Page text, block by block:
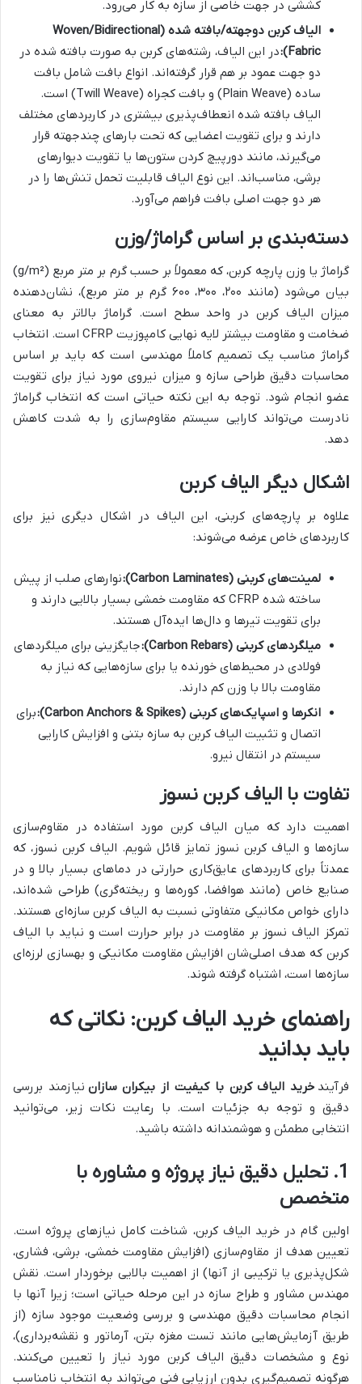
کششی در جهت خاصی از سازه به کار می‌رود.
الیاف کربن دو‌جهته/بافته شده (Woven/Bidirectional
Fabric): در این الیاف، رشته‌های کربن به صورت بافته شده در
دو جهت عمود بر هم قرار گرفته‌اند. انواع بافت شامل بافت
ساده (Plain Weave) و بافت کجراه (Twill Weave) است.
الیاف بافته شده انعطاف‌پذیری بیشتری در کاربردهای مختلف
دارند و برای تقویت اعضایی که تحت بارهای چندجهته قرار
می‌گیرند، مانند دورپیچ کردن ستون‌ها یا تقویت دیوارهای
برشی، مناسب‌اند. این نوع الیاف قابلیت تحمل تنش‌ها را در
هر دو جهت اصلی بافت فراهم می‌آورد.
دسته‌بندی بر اساس گراماژ/وزن
گراماژ یا وزن پارچه کربن، که معمولاً بر حسب گرم بر متر مربع (g/m²)
بیان می‌شود (مانند ۲۰۰، ۳۰۰، ۶۰۰ گرم بر متر مربع)، نشان‌دهنده
میزان الیاف کربن در واحد سطح است. گراماژ بالاتر به معنای
ضخامت و مقاومت بیشتر لایه نهایی کامپوزیت CFRP است. انتخاب
گراماژ مناسب یک تصمیم کاملاً مهندسی است که باید بر اساس
محاسبات دقیق طراحی سازه و میزان نیروی مورد نیاز برای تقویت
عضو انجام شود. توجه به این نکته حیاتی است که انتخاب گراماژ
نادرست می‌تواند کارایی سیستم مقاوم‌سازی را به شدت کاهش
دهد.
اشکال دیگر الیاف کربن
علاوه بر پارچه‌های کربنی، این الیاف در اشکال دیگری نیز برای
کاربردهای خاص عرضه می‌شوند:
لمینت‌های کربنی (Carbon Laminates):
نوارهای صلب از پیش
ساخته شده CFRP که مقاومت خمشی بسیار بالایی دارند و
برای تقویت تیرها و دال‌ها ایده‌آل هستند.
میلگردهای کربنی (Carbon Rebars):
جایگزینی برای میلگردهای
فولادی در محیط‌های خورنده یا برای سازه‌هایی که نیاز به
مقاومت بالا با وزن کم دارند.
انکرها و اسپایک‌های کربنی (Carbon Anchors & Spikes):
برای
اتصال و تثبیت الیاف کربن به سازه بتنی و افزایش کارایی
سیستم در انتقال نیرو.
تفاوت با الیاف کربن نسوز
اهمیت دارد که میان الیاف کربن مورد استفاده در مقاوم‌سازی
سازه‌ها و الیاف کربن نسوز تمایز قائل شویم. الیاف کربن نسوز، که
عمدتاً برای کاربردهای عایق‌کاری حرارتی در دماهای بسیار بالا و در
صنایع خاص (مانند هوافضا، کوره‌ها و ریخته‌گری) طراحی شده‌اند،
دارای خواص مکانیکی متفاوتی نسبت به الیاف کربن سازه‌ای هستند.
تمرکز الیاف نسوز بر مقاومت در برابر حرارت است و نباید با الیاف
کربن که هدف اصلی‌شان افزایش مقاومت مکانیکی و بهسازی لرزه‌ای
سازه‌ها است، اشتباه گرفته شوند.
راهنمای خرید الیاف کربن: نکاتی که
باید بدانید
فرآیند خرید الیاف کربن با کیفیت از بیکران سازان نیازمند بررسی
دقیق و توجه به جزئیات است. با رعایت نکات زیر، می‌توانید
انتخابی مطمئن و هوشمندانه داشته باشید.
1. تحلیل دقیق نیاز پروژه و مشاوره با
متخصص
اولین گام در خرید الیاف کربن، شناخت کامل نیازهای پروژه است.
تعیین هدف از مقاوم‌سازی (افزایش مقاومت خمشی، برشی، فشاری،
شکل‌پذیری یا ترکیبی از آنها) از اهمیت بالایی برخوردار است. نقش
مهندس مشاور و طراح سازه در این مرحله حیاتی است؛ زیرا آنها با
انجام محاسبات دقیق مهندسی و بررسی وضعیت موجود سازه (از
طریق آزمایش‌هایی مانند تست مغزه بتن، آرماتور و نقشه‌برداری)،
نوع و مشخصات دقیق الیاف کربن مورد نیاز را تعیین می‌کنند.
هرگونه تصمیم‌گیری بدون ارزیابی فنی می‌تواند به انتخاب نامناسب